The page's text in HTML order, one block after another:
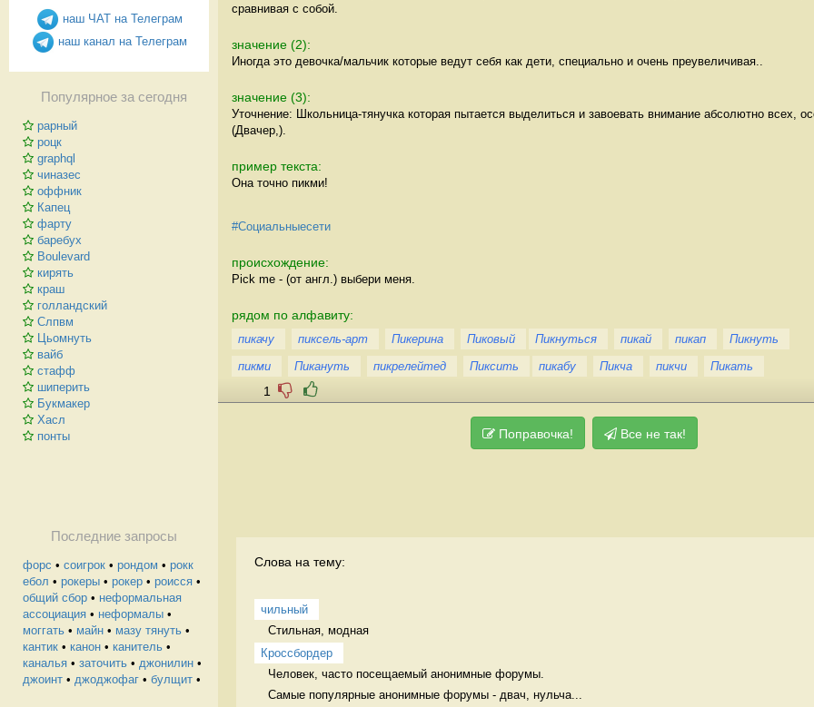
наш ЧАТ на Телеграм
наш канал на Телеграм
Популярное за сегодня
рарный
роцк
graphql
чиназес
оффник
Капец
фарту
баребух
Boulevard
кирять
краш
голландский
Слпвм
Цьомнуть
вайб
стафф
шиперить
Букмакер
Хасл
понты
Последние запросы
форс • соигрок • рондом • рокк
ебол • рокеры • рокер • роисся •
общий сбор • неформальная
ассоциация • неформалы •
моггать • майн • мазу тянуть •
кантик • канон • канитель •
каналья • заточить • джонилин •
джоинт • джоджофаг • булщит •
сравнивая с собой.
значение (2):
Иногда это девочка/мальчик которые ведут себя как дети, специально и очень преувеличивая..
значение (3):
Уточнение: Школьница-тянучка которая пытается выделиться и завоевать внимание абсолютно всех,
(Двачер,).
пример текста:
Она точно пикми!
#Социальныесети
происхождение:
Pick me - (от англ.) выбери меня.
рядом по алфавиту:
пикачу пиксель-арт Пикерина Пиковый Пикнуться пикай пикап
Пикнуть
пикми
Пикануть пикрелейтед Пиксить пикабу Пикча пикчи Пикать
1
Поправочка! Все не так!
Слова на тему:
чильный
Стильная, модная
Кроссбордер
Человек, часто посещаемый анонимные форумы.
Самые популярные анонимные форумы - двач, нульча...